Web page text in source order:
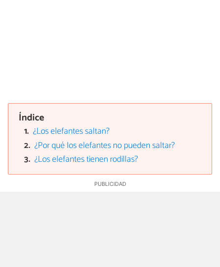
Índice
¿Los elefantes saltan?
¿Por qué los elefantes no pueden saltar?
¿Los elefantes tienen rodillas?